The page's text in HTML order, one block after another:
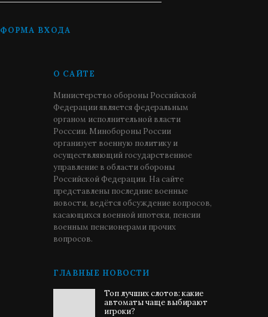
ФОРМА ВХОДА
О САЙТЕ
Министерство обороны Российской
Федерации является федеральным
органом исполнительной власти
Росссии. Минобороны России
организует военную политику и
осуществляющий государственное
управление в области обороны
Российской Федерации. На сайте
представлены последние военные
новости, ведётся обсуждение вопросов,
касающихся военной ипотеки, пенсии
военным пенсионерами прочих
вопросов.
ГЛАВНЫЕ НОВОСТИ
Топ лучших слотов: какие
автоматы чаще выбирают
игроки?